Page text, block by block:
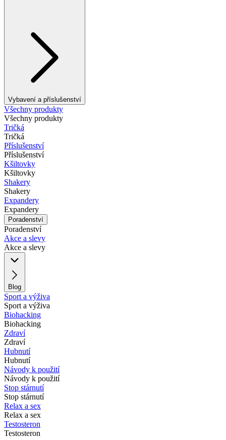
Vybavení a příslušenství
Všechny produkty
Všechny produkty
Tričká
Tričká
Příslušenství
Příslušenství
Kšiltovky
Kšiltovky
Shakery
Shakery
Expandery
Expandery
Poradenství
Poradenství
Akce a slevy
Akce a slevy
Blog
Sport a výživa
Sport a výživa
Biohacking
Biohacking
Zdraví
Zdraví
Hubnutí
Hubnutí
Návody k použití
Návody k použití
Stop stárnutí
Stop stárnutí
Relax a sex
Relax a sex
Testosteron
Testosteron